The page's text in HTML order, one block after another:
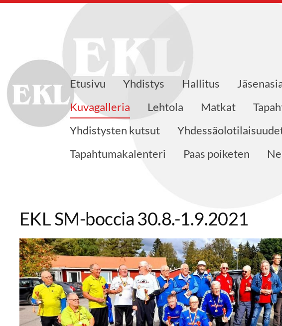
ry Etusivu Yhdistys Hallitus
Kuvagalleria
Lehtola Matkat
Yhdistysten kutsut
Tapahtumakalenteri
Paas poiketen
EKL SM-boccia 30.8.-1.9.2021